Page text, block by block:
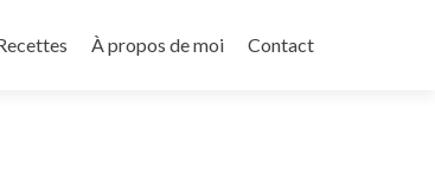
À propos de moi Contact